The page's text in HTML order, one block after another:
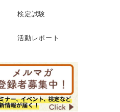
検定試験
活動レポート